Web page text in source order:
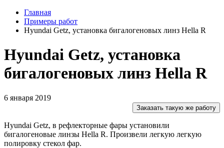
Главная
Примеры работ
Hyundai Getz, установка бигалогеновых линз Hella R
Hyundai Getz, установка
бигалогеновых линз Hella R
6 января 2019
Заказать такую же работу
Hyundai Getz, в рефлекторные фары установили
бигалогеновые линзы Hella R. Произвели легкую легкую
полировку стекол фар.